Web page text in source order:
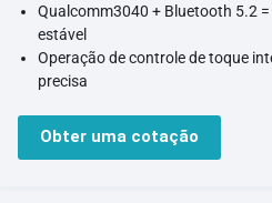
Qualcomm3040 + Bluetooth 5.2
estável
Operação de controle de toque
precisa
puro e claro
20h de bateria poderosa = Cure
Obter uma cotação